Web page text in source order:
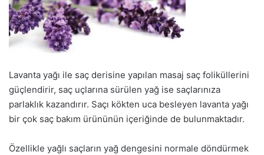
Lavanta yağı ile saç derisine yapılan masaj saç foliküllerini
güçlendirir, saç uçlarına sürülen yağ ise saçlarınıza
parlaklık kazandırır. Saçı kökten uca besleyen lavanta yağı
bir çok saç bakım ürününün içeriğinde de bulunmaktadır.
Özellikle yağlı saçların yağ dengesini normale döndürmek